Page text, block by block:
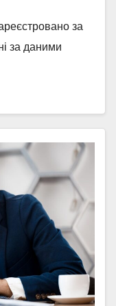
за
за даними